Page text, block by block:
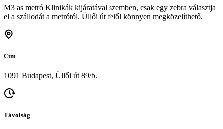
M3 as metró Klinikák kijáratával szemben, csak egy zebra választja
el a szállodát a metrótól. Üllői út felől könnyen megközelíthető.
Cím
1091 Budapest, Üllői út 89/b.
Távolság